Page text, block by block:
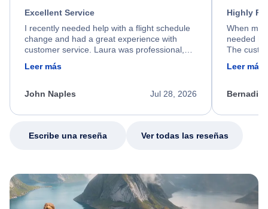
Excellent Service
I recently needed help with a flight schedule
change and had a great experience with
customer service. Laura was professional,
friendly, and very helpful throughout the
process. She quickly found a solution and
appreciate her excellent service.
Leer más
Jul 28, 2026
John Naples
Highly
When my
needed
The
calm,
my issue.
Leer más
Escribe una reseña Ver todas las reseñas